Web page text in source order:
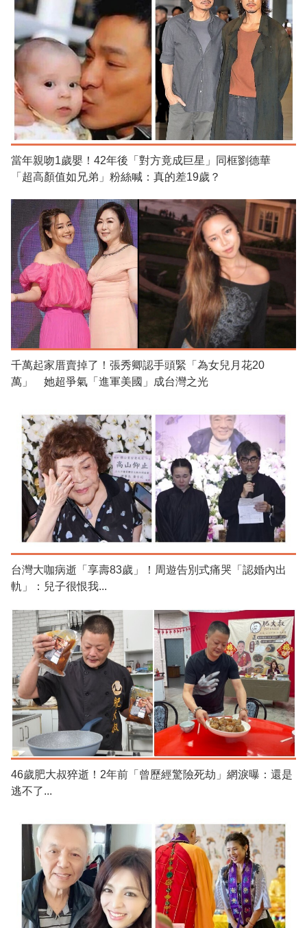
當年親吻1歲嬰！42年後「對方竟成巨星」同框劉德華
「超高顏值如兄弟」粉絲喊：真的差19歲？
千萬起家厝賣掉了！張秀卿認手頭緊「為女兒月花20
萬」 她超爭氣「進軍美國」成台灣之光
台灣大咖病逝「享壽83歲」！周遊告別式痛哭「認婚內出
軌」：兒子很恨我...
46歲肥大叔猝逝！2年前「曾歷經驚險死劫」網淚曝：還是
逃不了...